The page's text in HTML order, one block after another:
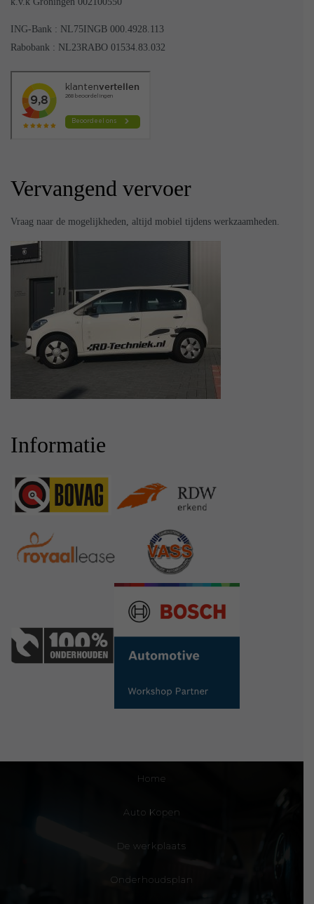
ING-Bank : NL75INGB 000.4928.113
Rabobank : NL23RABO 01534.83.032
Vervangend vervoer
Vraag naar de mogelijkheden, altijd mobiel tijdens werkzaamheden.
Informatie
Home
Auto Kopen
De werkplaats
Onderhoudsplan